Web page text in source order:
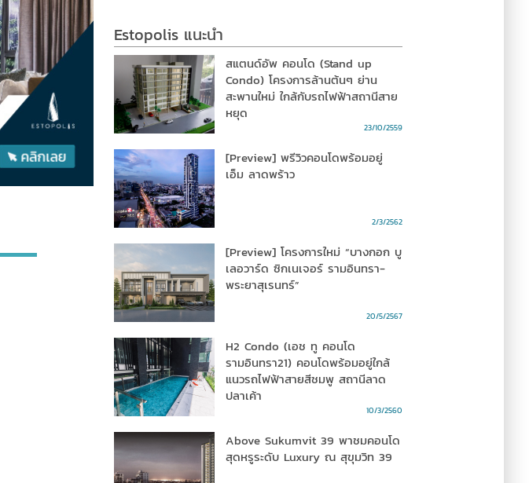
Estopolis แนะนำ
สแตนด์อัพ คอนโด (Stand up
Condo) โครงการล้านต้นๆ ย่าน
สะพานใหม่ ใกล้กับรถไฟฟ้าสถานีสาย
หยุด
23/10/2559
[Preview] พรีวิวคอนโดพร้อมอยู่
เอ็ม ลาดพร้าว
2/3/2562
[Preview] โครงการใหม่ “บางกอก บู
เลอวาร์ด ซิกเนเจอร์ รามอินทรา-
พระยาสุเรนทร์”
20/5/2567
H2 Condo (เอช ทู คอนโด
รามอินทรา21) คอนโดพร้อมอยู่ใกล้
แนวรถไฟฟ้าสายสีชมพู สถานีลาด
ปลาเค้า
10/3/2560
Above Sukumvit 39 พาชมคอนโด
สุดหรูระดับ Luxury ณ สุขุมวิท 39